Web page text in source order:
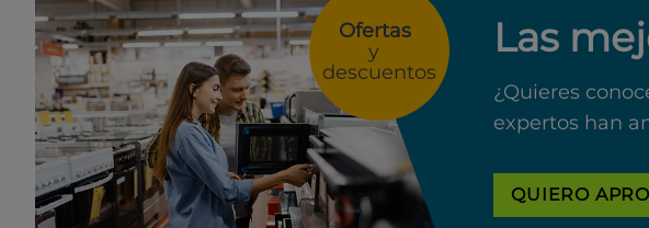
Ofertas
y
descuentos
Las
¿Quieres
expertos han
QUIERO